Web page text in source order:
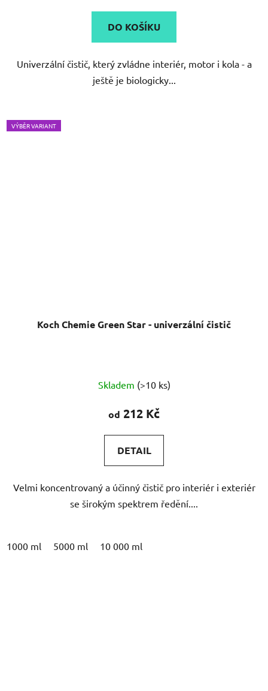
5,0
z
hvězdiček.
DO KOŠÍKU
Univerzální čistič, který zvládne interiér, motor i kola - a
ještě je biologicky...
VÝBĚR VARIANT
Koch Chemie Green Star - univerzální čistič
hodnocení
produktu
4,8
z
hvězdiček.
Skladem (>10 ks)
od 212 Kč
DETAIL
Velmi koncentrovaný a účinný čistič pro interiér i exteriér
se širokým spektrem ředění....
1000 ml 5000 ml 10 000 ml